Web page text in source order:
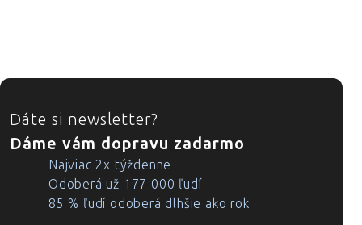
ZÁPÄTIE
Dáte si newsletter?
Dáme vám dopravu zadarmo
Najviac 2x týždenne
Odoberá už 177 000 ľudí
85 % ľudí odoberá dlhšie ako rok